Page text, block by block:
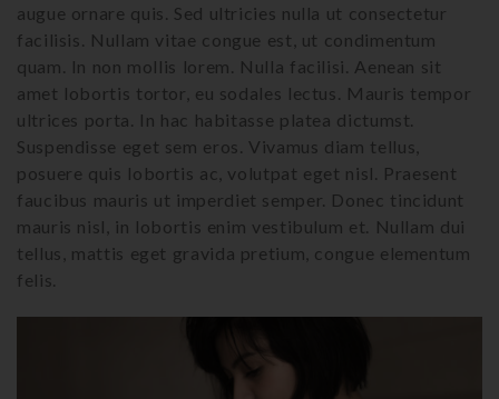
augue ornare quis. Sed ultricies nulla ut consectetur
facilisis. Nullam vitae congue est, ut condimentum
quam. In non mollis lorem. Nulla facilisi. Aenean sit
amet lobortis tortor, eu sodales lectus. Mauris tempor
ultrices porta. In hac habitasse platea dictumst.
Suspendisse eget sem eros. Vivamus diam tellus,
posuere quis lobortis ac, volutpat eget nisl. Praesent
faucibus mauris ut imperdiet semper. Donec tincidunt
mauris nisl, in lobortis enim vestibulum et. Nullam dui
tellus, mattis eget gravida pretium, congue elementum
felis.